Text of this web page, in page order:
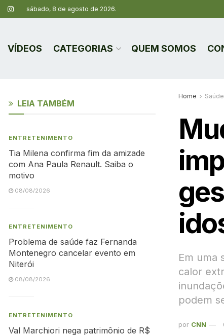
sábado, 8 de agosto de 2026.
VÍDEOS CATEGORIAS QUEM SOMOS
Home Saúde
Em uma
calor
podem
por CNN
LEIA TAMBÉM
ENTRETENIMENTO
Tia Milena confirma fim da amizade
com Ana Paula Renault. Saiba o
motivo
08/08/2026
ENTRETENIMENTO
Problema de saúde faz Fernanda
Montenegro cancelar evento em
Niterói
08/08/2026
ENTRETENIMENTO
Val Marchiori nega patrimônio de R$